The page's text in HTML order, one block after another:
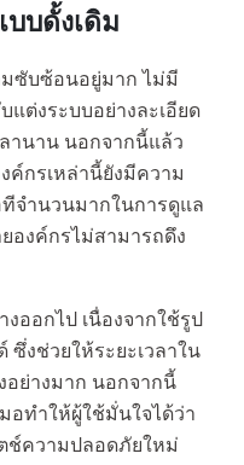
บดั้งเดิม
มซับซ้อนอยู่มาก ไม่มี
ต่งระบบอย่างละเอียด
านาน นอกจากนี้แล้ว
ค์กรเหล่านี้ยังมีความ
จำนวนมากในการดูแล
องค์กรไม่สามารถดึง
ออกไป เนื่องจากใช้รูป
งช่วยให้ระยะเวลาใน
อย่างมาก นอกจากนี้
อทำให้ผู้ใช้มั่นใจได้ว่า
ช์ความปลอดภัยใหม่